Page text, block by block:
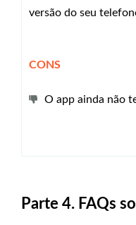
versão do seu
CONS
O app ainda não
Parte 4. FAQs